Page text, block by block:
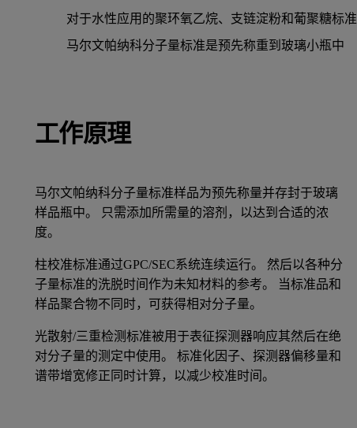
对于水性应用的聚环氧乙烷、支链淀粉和葡聚糖标准
马尔文帕纳科分子量标准是预先称重到玻璃小瓶中
工作原理
马尔文帕纳科分子量标准样品为预先称量并存封于玻璃
样品瓶中。 只需添加所需量的溶剂，以达到合适的浓
度。
柱校准标准通过GPC/SEC系统连续运行。 然后以各种分
子量标准的洗脱时间作为未知材料的参考。 当标准品和
样品聚合物不同时，可获得相对分子量。
光散射/三重检测标准被用于表征探测器响应其然后在绝
对分子量的测定中使用。 标准化因子、探测器偏移量和
谱带增宽修正同时计算，以减少校准时间。